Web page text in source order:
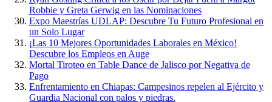
Robbie y Greta Gerwig en las Nominaciones
Expo Maestrías UDLAP: Descubre Tu Futuro Profesional en
un Solo Lugar
¡Las 10 Mejores Oportunidades Laborales en México!
Descubre los Empleos en Auge
Mortal Tiroteo en Table Dance de Jalisco por Negativa de
Pago
Enfrentamiento en Chiapas: Campesinos repelen al Ejército y
Guardia Nacional con palos y piedras.